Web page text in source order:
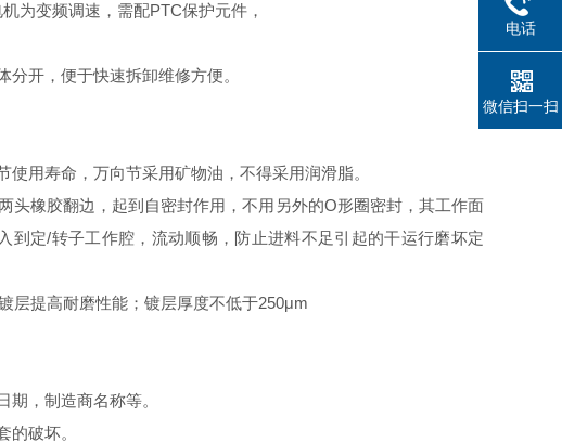
机为变频调速，需配PTC保护元件，
开，便于快速拆卸维修方便。
用寿命，万向节采用矿物油，不得采用润滑脂。
头橡胶翻边，起到自密封作用，不用另外的O形圈密封，其工作面
定/转子工作腔，流动顺畅，防止进料不足引起的干运行磨坏定
层提高耐磨性能；镀层厚度不低于250μm
，制造商名称等。
破坏。
电话
微信扫一扫